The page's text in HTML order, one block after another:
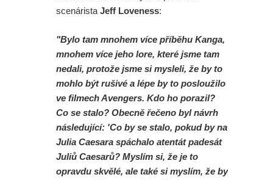
scenárista Jeff Loveness:
"Bylo tam mnohem více příběhu Kanga,
mnohem více jeho lore, které jsme tam
nedali, protože jsme si mysleli, že by to
mohlo být rušivé a lépe by to posloužilo
ve filmech Avengers. Kdo ho porazil?
Co se stalo? Obecně řečeno byl návrh
následující: 'Co by se stalo, pokud by na
Julia Caesara spáchalo atentát padesát
Juliů Caesarů? Myslím si, že je to
opravdu skvělé, ale také si myslím, že by